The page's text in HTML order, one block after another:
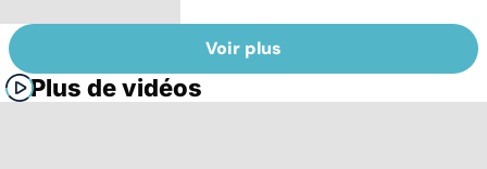
Voir plus
Plus de vidéos